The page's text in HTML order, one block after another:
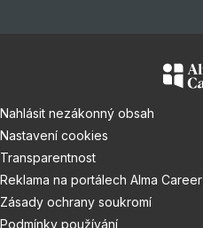
Nahlásit nezákonný obsah
Nastavení cookies
Transparentnost
Reklama na portálech Alma Career
Zásady ochrany soukromí
Podmínky používání